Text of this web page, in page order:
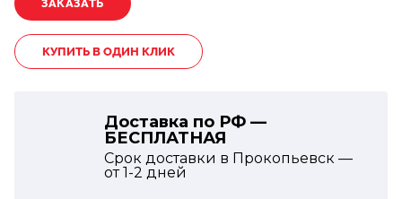
КУПИТЬ В ОДИН КЛИК
Доставка по РФ —
БЕСПЛАТНАЯ
Срок доставки в Прокопьевск —
от1-2 дней